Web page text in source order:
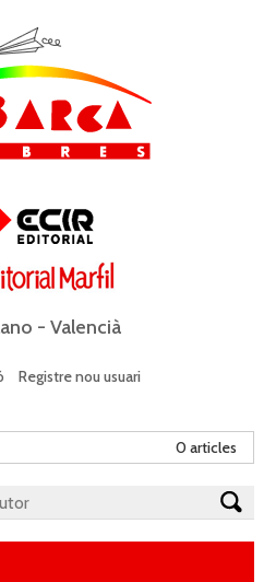
- Valencià
Registre nou usuari
0 articles